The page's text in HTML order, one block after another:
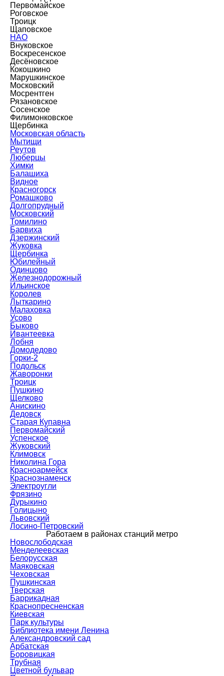
Первомайское
Роговское
Троицк
Щаповское
НАО
Внуковское
Воскресенское
Десёновское
Кокошкино
Марушкинское
Московский
Мосрентген
Рязановское
Сосенское
Филимонковское
Щербинка
Московская область
Мытищи
Реутов
Люберцы
Химки
Балашиха
Видное
Красногорск
Ромашково
Долгопрудный
Московский
Томилино
Барвиха
Дзержинский
Жуковка
Щербинка
Юбилейный
Одинцово
Железнодорожный
Ильинское
Королев
Лыткарино
Малаховка
Усово
Быково
Ивантеевка
Лобня
Домодедово
Горки-2
Подольск
Жаворонки
Троицк
Пушкино
Щелково
Анискино
Дедовск
Старая Купавна
Первомайский
Успенское
Жуковский
Климовск
Николина Гора
Красноармейск
Краснознаменск
Электроугли
Фрязино
Дурыкино
Голицыно
Львовский
Лосино-Петровский
Работаем в районах станций метро
Новослободская
Менделеевская
Белорусская
Маяковская
Чеховская
Пушкинская
Тверская
Баррикадная
Краснопресненская
Киевская
Парк культуры
Библиотека имени Ленина
Александровский сад
Арбатская
Боровицкая
Трубная
Цветной бульвар